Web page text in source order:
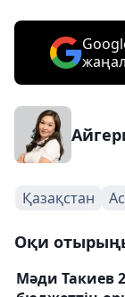
Қазақстан
Оқи
Мәди Такиев